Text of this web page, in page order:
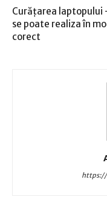
Curăţarea laptopului
se poate realiza în
corect